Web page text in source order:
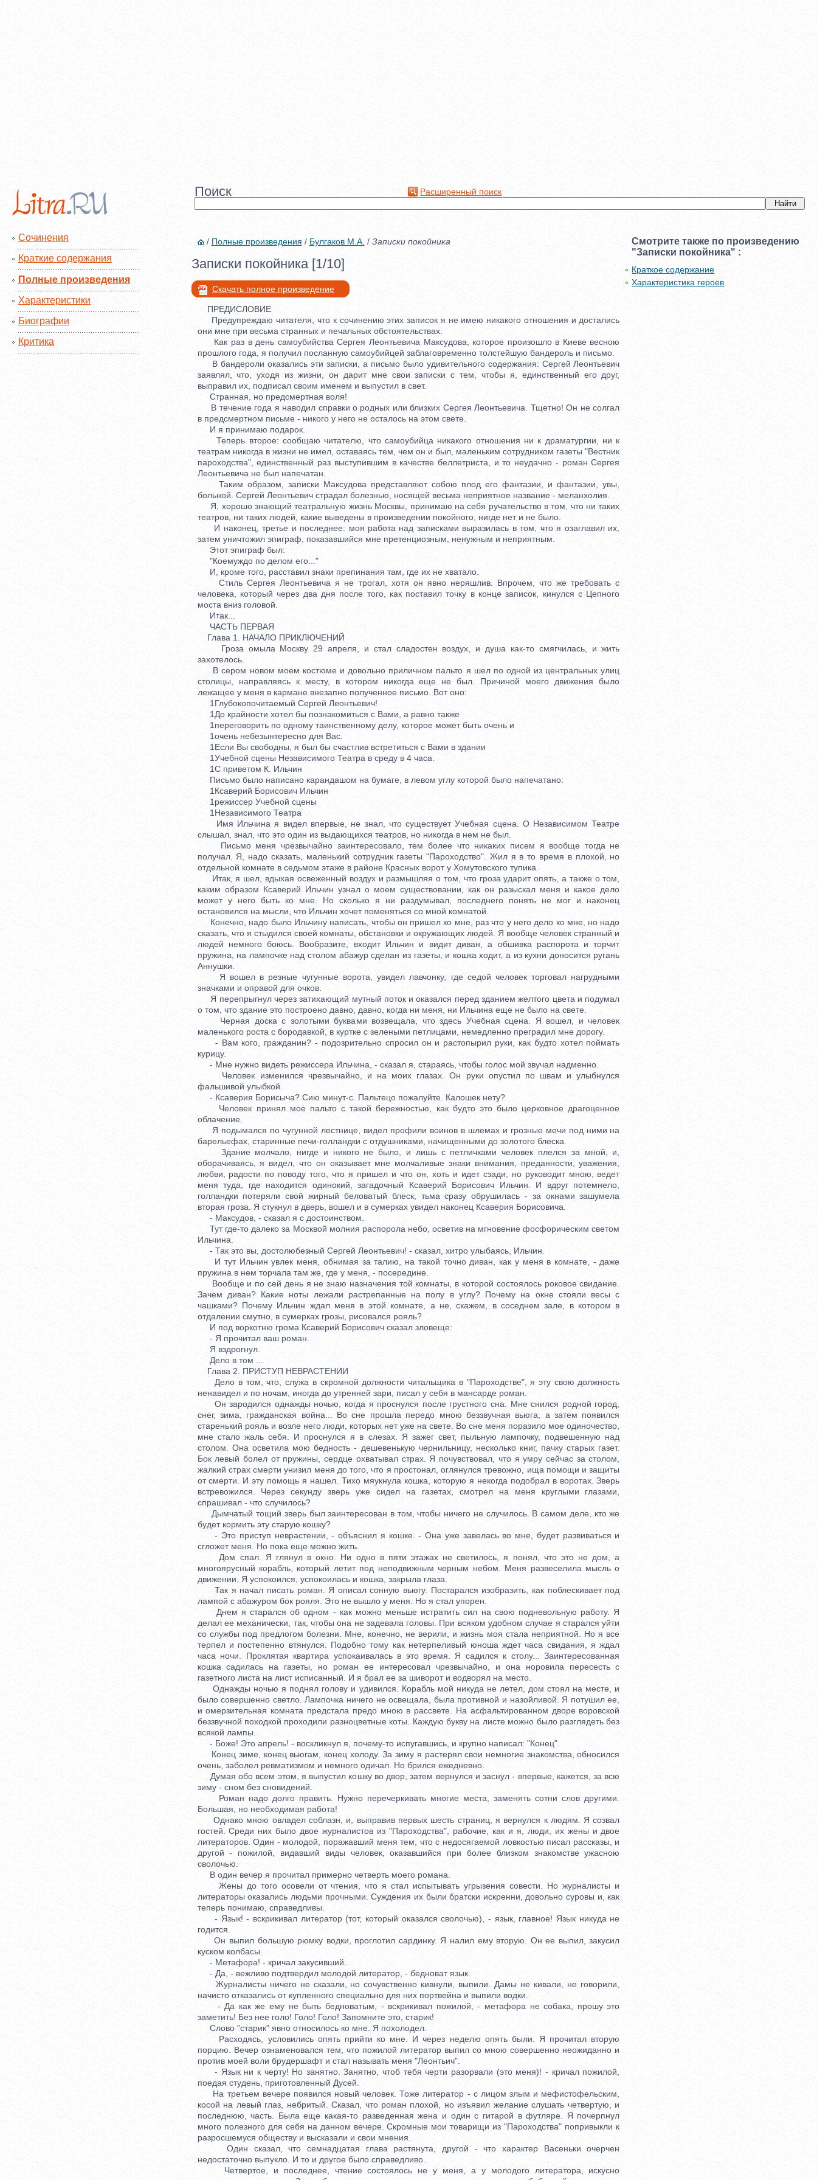
Поиск Расширенный поиск
Сочинения
Краткие содержания
Полные произведения
Характеристики
Биографии
Критика
/ Полные произведения / Булгаков М.А. / Записки покойника
Записки покойника [1/10]
Скачать полное произведение
ПРЕДИСЛОВИЕ
Предупреждаю читателя, что к сочинению этих записок я не имею никакого отношения и достались
они мне при весьма странных и печальных обстоятельствах.
Как раз в день самоубийства Сергея Леонтьевича Максудова, которое произошло в Киеве весною
прошлого года, я получил посланную самоубийцей заблаговременно толстейшую бандероль и письмо.
В бандероли оказались эти записки, а письмо было удивительного содержания: Сергей Леонтьевич
заявлял, что, уходя из жизни, он дарит мне свои записки с тем, чтобы я, единственный его друг,
выправил их, подписал своим именем и выпустил в свет.
Странная, но предсмертная воля!
В течение года я наводил справки о родных или близких Сергея Леонтьевича. Тщетно! Он не солгал
в предсмертном письме - никого у него не осталось на этом свете.
И я принимаю подарок.
Теперь второе: сообщаю читателю, что самоубийца никакого отношения ни к драматургии, ни к
театрам никогда в жизни не имел, оставаясь тем, чем он и был, маленьким сотрудником газеты "Вестник
пароходства", единственный раз выступившим в качестве беллетриста, и то неудачно - роман Сергея
Леонтьевича не был напечатан.
Таким образом, записки Максудова представляют собою плод его фантазии, и фантазии, увы,
больной. Сергей Леонтьевич страдал болезнью, носящей весьма неприятное название - меланхолия.
Я, хорошо знающий театральную жизнь Москвы, принимаю на себя ручательство в том, что ни таких
театров, ни таких людей, какие выведены в произведении покойного, нигде нет и не было.
И наконец, третье и последнее: моя работа над записками выразилась в том, что я озаглавил их,
затем уничтожил эпиграф, показавшийся мне претенциозным, ненужным и неприятным.
Этот эпиграф был:
"Коемуждо по делом его..."
И, кроме того, расставил знаки препинания там, где их не хватало.
Стиль Сергея Леонтьевича я не трогал, хотя он явно неряшлив. Впрочем, что же требовать с
человека, который через два дня после того, как поставил точку в конце записок, кинулся с Цепного
моста вниз головой.
Итак...
ЧАСТЬ ПЕРВАЯ
Глава 1. НАЧАЛО ПРИКЛЮЧЕНИЙ
Гроза омыла Москву 29 апреля, и стал сладостен воздух, и душа как-то смягчилась, и жить
захотелось.
В сером новом моем костюме и довольно приличном пальто я шел по одной из центральных улиц
столицы, направляясь к месту, в котором никогда еще не был. Причиной моего движения было
лежащее у меня в кармане внезапно полученное письмо. Вот оно:
1Глубокопочитаемый Сергей Леонтьевич!
1До крайности хотел бы познакомиться с Вами, а равно также
1переговорить по одному таинственному делу, которое может быть очень и
1очень небезынтересно для Вас.
1Если Вы свободны, я был бы счастлив встретиться с Вами в здании
1Учебной сцены Независимого Театра в среду в 4 часа.
1С приветом К. Ильчин
Письмо было написано карандашом на бумаге, в левом углу которой было напечатано:
1Ксаверий Борисович Ильчин
1режиссер Учебной сцены
1Независимого Театра
Имя Ильчина я видел впервые, не знал, что существует Учебная сцена. О Независимом Театре
слышал, знал, что это один из выдающихся театров, но никогда в нем не был.
Письмо меня чрезвычайно заинтересовало, тем более что никаких писем я вообще тогда не
получал. Я, надо сказать, маленький сотрудник газеты "Пароходство". Жил я в то время в плохой, но
отдельной комнате в седьмом этаже в районе Красных ворот у Хомутовского тупика.
Итак, я шел, вдыхая освеженный воздух и размышляя о том, что гроза ударит опять, а также о том,
каким образом Ксаверий Ильчин узнал о моем существовании, как он разыскал меня и какое дело
может у него быть ко мне. Но сколько я ни раздумывал, последнего понять не мог и наконец
остановился на мысли, что Ильчин хочет поменяться со мной комнатой.
Конечно, надо было Ильчину написать, чтобы он пришел ко мне, раз что у него дело ко мне, но надо
сказать, что я стыдился своей комнаты, обстановки и окружающих людей. Я вообще человек странный и
людей немного боюсь. Вообразите, входит Ильчин и видит диван, а обшивка распорота и торчит
пружина, на лампочке над столом абажур сделан из газеты, и кошка ходит, а из кухни доносится ругань
Аннушки.
Я вошел в резные чугунные ворота, увидел лавчонку, где седой человек торговал нагрудными
значками и оправой для очков.
Я перепрыгнул через затихающий мутный поток и оказался перед зданием желтого цвета и подумал
о том, что здание это построено давно, давно, когда ни меня, ни Ильчина еще не было на свете.
Черная доска с золотыми буквами возвещала, что здесь Учебная сцена. Я вошел, и человек
маленького роста с бородавкой, в куртке с зелеными петлицами, немедленно преградил мне дорогу.
- Вам кого, гражданин? - подозрительно спросил он и растопырил руки, как будто хотел поймать
курицу.
- Мне нужно видеть режиссера Ильчина, - сказал я, стараясь, чтобы голос мой звучал надменно.
Человек изменился чрезвычайно, и на моих глазах. Он руки опустил по швам и улыбнулся
фальшивой улыбкой.
- Ксаверия Борисыча? Сию минут-с. Пальтецо пожалуйте. Калошек нету?
Человек принял мое пальто с такой бережностью, как будто это было церковное драгоценное
облачение.
Я подымался по чугунной лестнице, видел профили воинов в шлемах и грозные мечи под ними на
барельефах, старинные печи-голландки с отдушниками, начищенными до золотого блеска.
Здание молчало, нигде и никого не было, и лишь с петличками человек плелся за мной, и,
оборачиваясь, я видел, что он оказывает мне молчаливые знаки внимания, преданности, уважения,
любви, радости по поводу того, что я пришел и что он, хоть и идет сзади, но руководит мною, ведет
меня туда, где находится одинокий, загадочный Ксаверий Борисович Ильчин. И вдруг потемнело,
голландки потеряли свой жирный беловатый блеск, тьма сразу обрушилась - за окнами зашумела
вторая гроза. Я стукнул в дверь, вошел и в сумерках увидел наконец Ксаверия Борисовича.
- Максудов, - сказал я с достоинством.
Тут где-то далеко за Москвой молния распорола небо, осветив на мгновение фосфорическим светом
Ильчина.
- Так это вы, достолюбезный Сергей Леонтьевич! - сказал, хитро улыбаясь, Ильчин.
И тут Ильчин увлек меня, обнимая за талию, на такой точно диван, как у меня в комнате, - даже
пружина в нем торчала там же, где у меня, - посередине.
Вообще и по сей день я не знаю назначения той комнаты, в которой состоялось роковое свидание.
Зачем диван? Какие ноты лежали растрепанные на полу в углу? Почему на окне стояли весы с
чашками? Почему Ильчин ждал меня в этой комнате, а не, скажем, в соседнем зале, в котором в
отдалении смутно, в сумерках грозы, рисовался рояль?
И под воркотню грома Ксаверий Борисович сказал зловеще:
- Я прочитал ваш роман.
Я вздрогнул.
Дело в том ...
Глава 2. ПРИСТУП НЕВРАСТЕНИИ
Дело в том, что, служа в скромной должности читальщика в "Пароходстве", я эту свою должность
ненавидел и по ночам, иногда до утренней зари, писал у себя в мансарде роман.
Он зародился однажды ночью, когда я проснулся после грустного сна. Мне снился родной город,
снег, зима, гражданская война... Во сне прошла передо мною беззвучная вьюга, а затем появился
старенький рояль и возле него люди, которых нет уже на свете. Во сне меня поразило мое одиночество,
мне стало жаль себя. И проснулся я в слезах. Я зажег свет, пыльную лампочку, подвешенную над
столом. Она осветила мою бедность - дешевенькую чернильницу, несколько книг, пачку старых газет.
Бок левый болел от пружины, сердце охватывал страх. Я почувствовал, что я умру сейчас за столом,
жалкий страх смерти унизил меня до того, что я простонал, оглянулся тревожно, ища помощи и защиты
от смерти. И эту помощь я нашел. Тихо мяукнула кошка, которую я некогда подобрал в воротах. Зверь
встревожился. Через секунду зверь уже сидел на газетах, смотрел на меня круглыми глазами,
спрашивал - что случилось?
Дымчатый тощий зверь был заинтересован в том, чтобы ничего не случилось. В самом деле, кто же
будет кормить эту старую кошку?
- Это приступ неврастении, - объяснил я кошке. - Она уже завелась во мне, будет развиваться и
сгложет меня. Но пока еще можно жить.
Дом спал. Я глянул в окно. Ни одно в пяти этажах не светилось, я понял, что это не дом, а
многоярусный корабль, который летит под неподвижным черным небом. Меня развеселила мысль о
движении. Я успокоился, успокоилась и кошка, закрыла глаза.
Так я начал писать роман. Я описал сонную вьюгу. Постарался изобразить, как поблескивает под
лампой с абажуром бок рояля. Это не вышло у меня. Но я стал упорен.
Днем я старался об одном - как можно меньше истратить сил на свою подневольную работу. Я
делал ее механически, так, чтобы она не задевала головы. При всяком удобном случае я старался уйти
со службы под предлогом болезни. Мне, конечно, не верили, и жизнь моя стала неприятной. Но я все
терпел и постепенно втянулся. Подобно тому как нетерпеливый юноша ждет часа свидания, я ждал
часа ночи. Проклятая квартира успокаивалась в это время. Я садился к столу... Заинтересованная
кошка садилась на газеты, но роман ее интересовал чрезвычайно, и она норовила пересесть с
газетного листа на лист исписанный. И я брал ее за шиворот и водворял на место.
Однажды ночью я поднял голову и удивился. Корабль мой никуда не летел, дом стоял на месте, и
было совершенно светло. Лампочка ничего не освещала, была противной и назойливой. Я потушил ее,
и омерзительная комната предстала предо мною в рассвете. На асфальтированном дворе воровской
беззвучной походкой проходили разноцветные коты. Каждую букву на листе можно было разглядеть без
всякой лампы.
- Боже! Это апрель! - воскликнул я, почему-то испугавшись, и крупно написал: "Конец".
Конец зиме, конец вьюгам, конец холоду. За зиму я растерял свои немногие знакомства, обносился
очень, заболел ревматизмом и немного одичал. Но брился ежедневно.
Думая обо всем этом, я выпустил кошку во двор, затем вернулся и заснул - впервые, кажется, за всю
зиму - сном без сновидений.
Роман надо долго править. Нужно перечеркивать многие места, заменять сотни слов другими.
Большая, но необходимая работа!
Однако мною овладел соблазн, и, выправив первых шесть страниц, я вернулся к людям. Я созвал
гостей. Среди них было двое журналистов из "Пароходства", рабочие, как и я, люди, их жены и двое
литераторов. Один - молодой, поражавший меня тем, что с недосягаемой ловкостью писал рассказы, и
другой - пожилой, видавший виды человек, оказавшийся при более близком знакомстве ужасною
сволочью.
В один вечер я прочитал примерно четверть моего романа.
Жены до того осовели от чтения, что я стал испытывать угрызения совести. Но журналисты и
литераторы оказались людьми прочными. Суждения их были братски искренни, довольно суровы и, как
теперь понимаю, справедливы.
- Язык! - вскрикивал литератор (тот, который оказался сволочью), - язык, главное! Язык никуда не
годится.
Он выпил большую рюмку водки, проглотил сардинку. Я налил ему вторую. Он ее выпил, закусил
куском колбасы.
- Метафора! - кричал закусивший.
- Да, - вежливо подтвердил молодой литератор, - бедноват язык.
Журналисты ничего не сказали, но сочувственно кивнули, выпили. Дамы не кивали, не говорили,
начисто отказались от купленного специально для них портвейна и выпили водки.
- Да как же ему не быть бедноватым, - вскрикивал пожилой, - метафора не собака, прошу это
заметить! Без нее голо! Голо! Голо! Запомните это, старик!
Слово "старик" явно относилось ко мне. Я похолодел.
Расходясь, условились опять прийти ко мне. И через неделю опять были. Я прочитал вторую
порцию. Вечер ознаменовался тем, что пожилой литератор выпил со мною совершенно неожиданно и
против моей воли брудершафт и стал называть меня "Леонтьич".
- Язык ни к черту! Но занятно. Занятно, чтоб тебя черти разорвали (это меня)! - кричал пожилой,
поедая студень, приготовленный Дусей.
На третьем вечере появился новый человек. Тоже литератор - с лицом злым и мефистофельским,
косой на левый глаз, небритый. Сказал, что роман плохой, но изъявил желание слушать четвертую, и
последнюю, часть. Была еще какая-то разведенная жена и один с гитарой в футляре. Я почерпнул
много полезного для себя на данном вечере. Скромные мои товарищи из "Пароходства" попривыкли к
разросшемуся обществу и высказали и свои мнения.
Один сказал, что семнадцатая глава растянута, другой - что характер Васеньки очерчен
недостаточно выпукло. И то и другое было справедливо.
Четвертое, и последнее, чтение состоялось не у меня, а у молодого литератора, искусно
Смотрите также по произведению
"Записки покойника" :
Краткое содержание
Характеристика героев